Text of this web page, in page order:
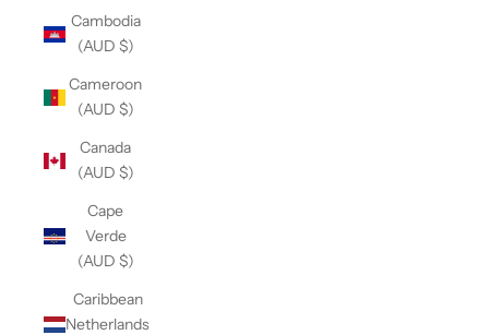
Cambodia
(AUD $)
Cameroon
(AUD $)
Canada
(AUD $)
Cape
Verde
(AUD $)
Caribbean
Netherlands